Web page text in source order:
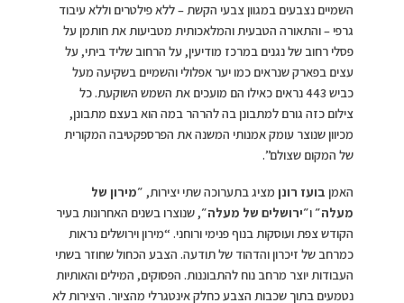
השמיים נצבעים במגוון צבעי הקשת – ללא פילטרים וללא עיבוד
גרפי – והתאורה הטבעית והמלאכותית מטביעות את חותמן על
פסלי רחוב של נגנים במרכז מודיעין, על הרחוב שליד ביתי, על
עצים בפארק שנראים כמו יער אפלולי והשמיים בשקיעה מעל
כביש 443 נראים כאילו הם מועכים את השמש השוקעת. כל
צילום כזה גורם למתבונן בה להרהר במה הוא בעצם מתבונן,
מכיוון שנוצר עומק אמנותי המשנה את הפרספקטיבה המקורית
של המקום שצולם”.
האמן בועז רונן מציג בתערוכה שתי יצירות, ״מירון של
מעלה״ ו״ירושלים של מעלה״, שנוצרו בשנים האחרונות בעיר
הקודש צפת ועוסקות בנוף פנימי ורוחני. “מירון וירושלים נראות
כמרחב של זיכרון והדהוד של תודעה. הצבע הכחול שחוזר בשתי
העבודות יוצר מרחב נוח להתבוננות. הפסוקים, המילים והאותיות
נטמעים בתוך שכבות הצבע כחלק אינטגרלי מהציור. היצירות לא